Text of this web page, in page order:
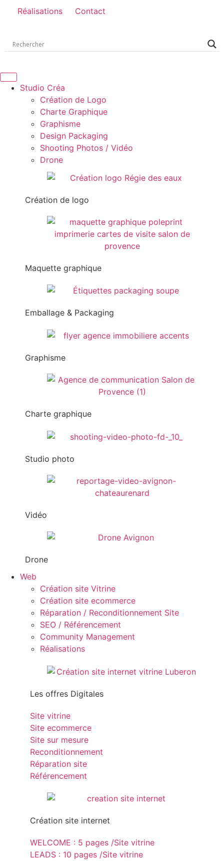
Réalisations Contact
Studio Créa
Création de Logo
Charte Graphique
Graphisme
Design Packaging
Shooting Photos / Vidéo
Drone
Création de logo
Maquette graphique
Emballage & Packaging
Graphisme
Charte graphique
Studio photo
Vidéo
Drone
Web
Création site Vitrine
Création site ecommerce
Réparation / Reconditionnement Site
SEO / Référencement
Community Management
Réalisations
Les offres Digitales
Site vitrine
Site ecommerce
Site sur mesure
Reconditionnement
Réparation site
Référencement
Création site internet
WELCOME : 5 pages /Site vitrine
LEADS : 10 pages /Site vitrine